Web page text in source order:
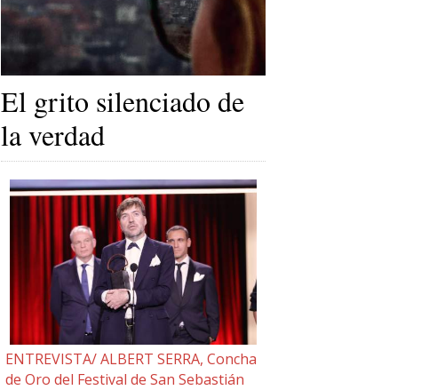
El grito silenciado de
la verdad
ENTREVISTA/ ALBERT SERRA, Concha
de Oro del Festival de San Sebastián